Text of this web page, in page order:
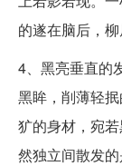
的遂在脑后，
4、黑亮垂直的
黑眸，削薄轻
犷的身材，宛
然独立间散发的